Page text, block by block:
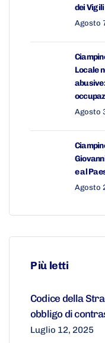
dei
Agosto
Locale
Agosto
e al
Agosto
Più letti
Codice della
obbligo di
Luglio 12, 2025